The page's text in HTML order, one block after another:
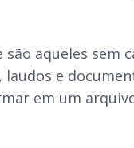
são aqueles sem
e
em um